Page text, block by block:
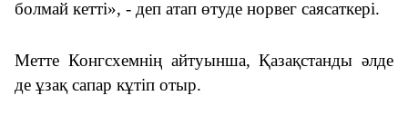
болмай кетті», - деп атап өтуде норвег саясаткері.
Метте Конгсхемнің айтуынша, Қазақстанды әлде
де ұзақ сапар кұтіп отыр.